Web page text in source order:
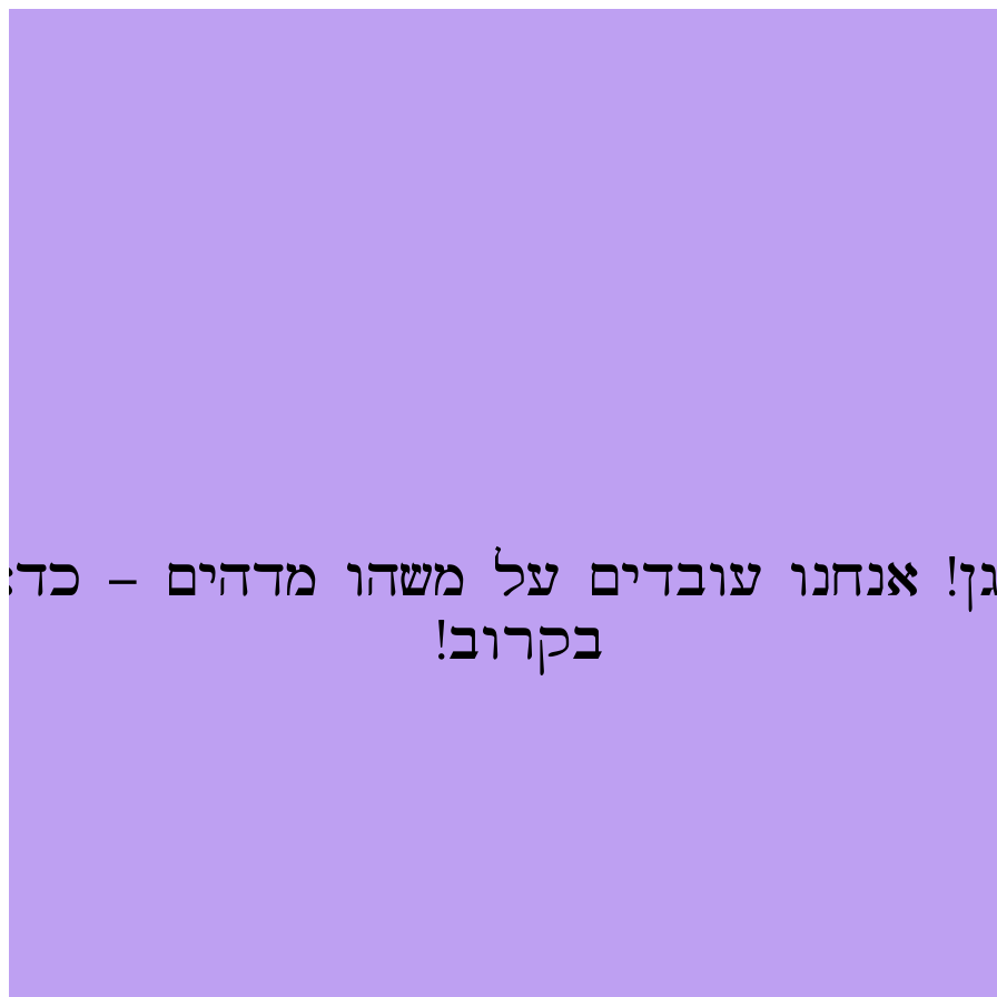
אנחנו עובדים על משהו מדהים –
בקרוב!